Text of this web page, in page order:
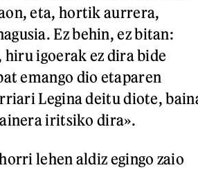
eta, hortik aurrera,
Ez behin, ez bitan:
igoerak ez dira bide
emango dio etaparen
Legina deitu diote,
iritsiko dira».
lehen aldiz egingo zaio